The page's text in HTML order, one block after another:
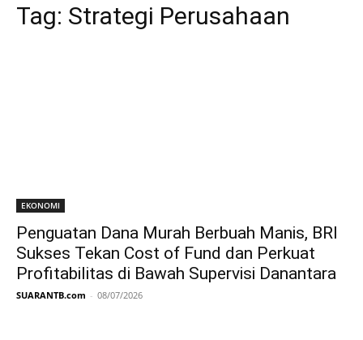
Tag: Strategi Perusahaan
EKONOMI
Penguatan Dana Murah Berbuah Manis, BRI
Sukses Tekan Cost of Fund dan Perkuat
Profitabilitas di Bawah Supervisi Danantara
SUARANTB.com - 08/07/2026